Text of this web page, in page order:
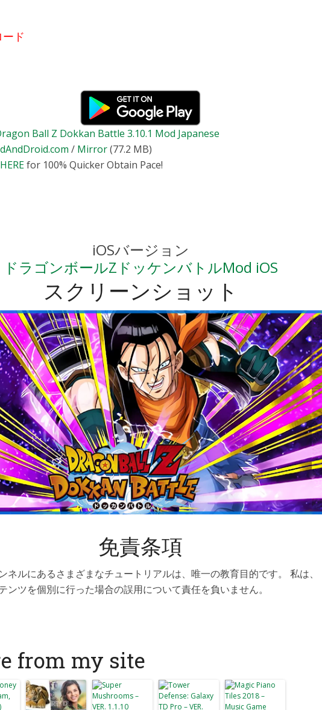
ド
Ball Z Dokkan Battle 3.10.1 Mod Japanese
/ Mirror(77.2 MB)
HEREfor 100% Quicker Obtain Pace!
iOSバージョン
ドラゴンボールZドッケンバトルMod iOS
スクリーンショット
免責条項
ネルにあるさまざまなチュートリアルは、唯一の教育目的です。 私は、
ンツを個別に行った場合の誤用について責任を負いません。
from my site